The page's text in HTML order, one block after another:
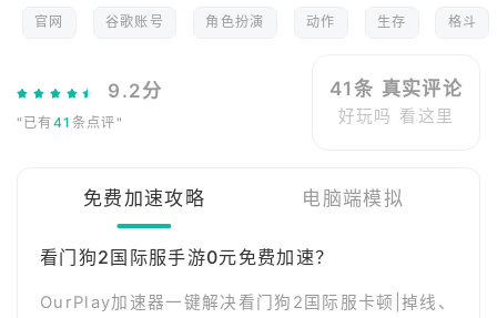
官网 谷歌账号 角色扮演 动作 生存 格斗
9.2分
"已有41 条点评"
41条 真实评论
好玩吗 看这里
免费加速攻略 电脑端模拟
看门狗2国际服手游0元免费加速？
OurPlay加速器一键解决看门狗2国际服卡顿|掉线、